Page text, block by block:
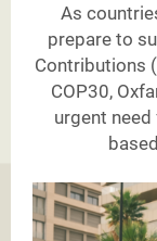
As
prepare to
Contributions
COP30,
urgent